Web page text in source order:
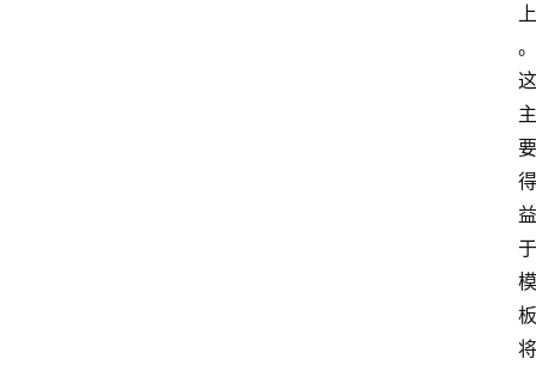
上
。
这
主
要
得
益
于
模
板
将